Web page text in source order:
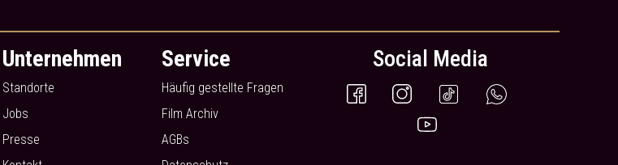
Unternehmen
Standorte
Jobs
Presse
Service
Häufig gestellte Fragen
Film Archiv
AGBs
Social Media